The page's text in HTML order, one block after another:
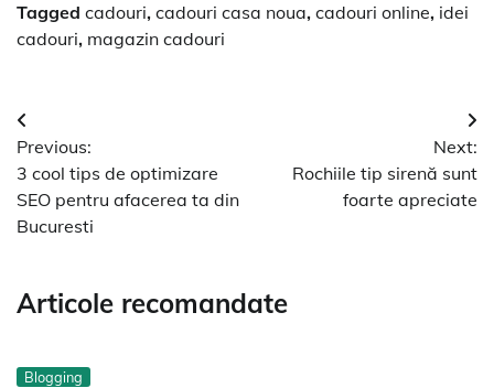
Tagged cadouri, cadouri casa noua, cadouri online, idei
cadouri, magazin cadouri
Navigare
în
articole
Previous:
3 cool tips de optimizare
SEO pentru afacerea ta din
Bucuresti
Next:
Rochiile tip sirenă sunt
foarte apreciate
Articole recomandate
Blogging